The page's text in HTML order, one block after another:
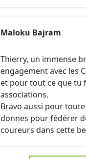
Maloku Bajram
Thierry, un immense
engagement avec les
et pour tout ce que tu
associations.
Bravo aussi pour toute
donnes pour fédérer
coureurs dans cette